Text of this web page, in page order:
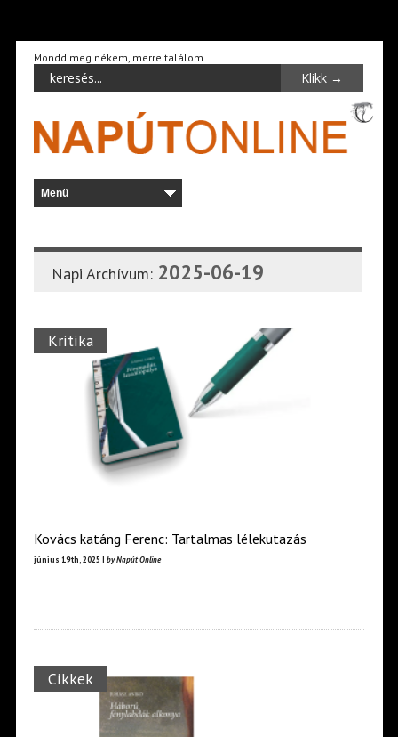
Mondd meg nékem, merre találom…
Napi Archívum: 2025-06-19
Kritika
Kovács katáng Ferenc: Tartalmas lélekutazás
június 19th, 2025 | by Napút Online
Cikkek